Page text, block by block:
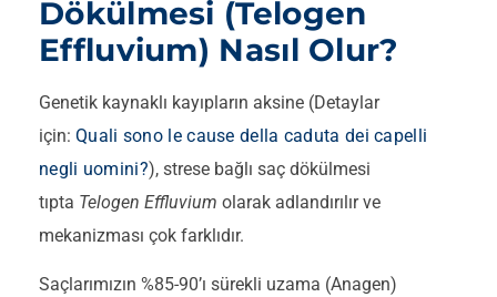
Dökülmesi (Telogen
Effluvium) Nasıl Olur?
Genetik kaynaklı kayıpların aksine (Detaylar
için: Quali sono le cause della caduta dei capelli
negli uomini?), strese bağlı saç dökülmesi
tıpta Telogen Effluvium olarak adlandırılır ve
mekanizması çok farklıdır.
Saçlarımızın %85-90’ı sürekli uzama (Anagen)